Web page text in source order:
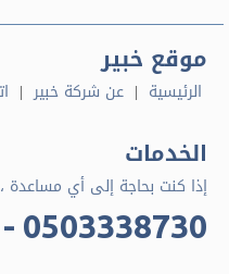
موقع خبير
الرئيسية عن شركة خبير
الخدمات
إذا كنت بحاجة إلى أي
0503338730